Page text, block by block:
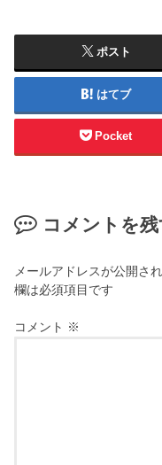
ポスト
はてブ
Pocket
コメントを
メールアドレスが公開さ
欄は必須項目です
コメント ※